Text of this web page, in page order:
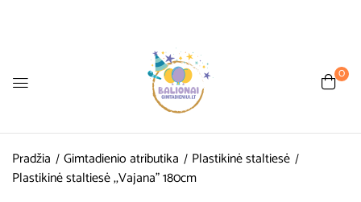
0
Pradžia Gimtadienio atributika
Plastikinė staltiesė
Plastikinė staltiesė ,,Vajana” 180cm